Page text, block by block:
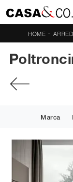
HOME -
Marca